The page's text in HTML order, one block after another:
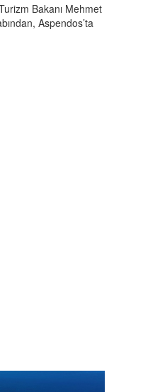
Bakanı Mehmet
Aspendos’ta